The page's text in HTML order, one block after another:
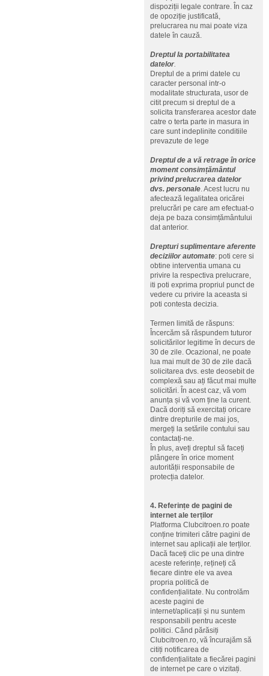
dispoziții legale contrare. În caz
de opoziție justificată,
prelucrarea nu mai poate viza
datele în cauză.
Dreptul la portabilitatea
datelor.
Dreptul de a primi datele cu
caracter personal intr-o
modalitate structurata, usor de
citit precum si dreptul de a
solicita transferarea acestor date
catre o terta parte in masura in
care sunt indeplinite conditiile
prevazute de lege
Dreptul de a vă retrage în orice
moment consimțământul
privind prelucrarea datelor
dvs. personale. Acest lucru nu
afectează legalitatea oricărei
prelucrări pe care am efectuat-o
deja pe baza consimțământului
dat anterior.
Drepturi suplimentare aferente
deciziilor automate: poti cere si
obtine interventia umana cu
privire la respectiva prelucrare,
iti poti exprima propriul punct de
vedere cu privire la aceasta si
poti contesta decizia.
Termen limită de răspuns:
Încercăm să răspundem tuturor
solicitărilor legitime în decurs de
30 de zile. Ocazional, ne poate
lua mai mult de 30 de zile dacă
solicitarea dvs. este deosebit de
complexă sau ați făcut mai multe
solicitări. În acest caz, vă vom
anunța și vă vom ține la curent.
Dacă doriți să exercitați oricare
dintre drepturile de mai jos,
mergeți la setările contului sau
contactați-ne.
În plus, aveți dreptul să faceți
plângere în orice moment
autorității responsabile de
protecția datelor.
4. Referințe de pagini de
internet ale terților
Platforma Clubcitroen.ro poate
conține trimiteri către pagini de
internet sau aplicații ale terților.
Dacă faceți clic pe una dintre
aceste referințe, rețineți că
fiecare dintre ele va avea
propria politică de
confidențialitate. Nu controlăm
aceste pagini de
internet/aplicații și nu suntem
responsabili pentru aceste
politici. Când părăsiți
Clubcitroen.ro, vă încurajăm să
citiți notificarea de
confidențialitate a fiecărei pagini
de internet pe care o vizitați.